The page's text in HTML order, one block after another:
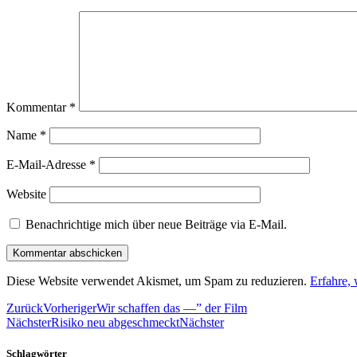
Kommentar *
Name *
E-Mail-Adresse *
Website
Benachrichtige mich über neue Beiträge via E-Mail.
Diese Website verwendet Akismet, um Spam zu reduzieren. Erfahre,
ZurückVorherigerWir schaffen das —” der Film
NächsterRisiko neu abgeschmecktNächster
Schlagwörter